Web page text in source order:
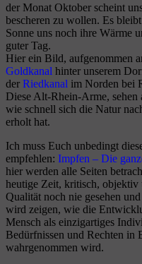
der Monat Oktober scheint
bescheren zu wollen. Es
Sonne uns noch ihre Wärme
guter Tag.
Hier ein Bild, aufgenommen
Goldkanal hinter unserem
der Riedkanal im Norden bei
Diese Alt-Rhein-Arme, sehen
wie schnell sich die Natur
erholt hat.
Ich muss Euch unbedingt
empfehlen: Impfen – Die
hier werden alle Seiten
heutige Zeit, kritisch, objektiv
Qualität noch nie gesehen
wird zeigen, wie die
Mensch als einzigartiges
Bedürfnissen und Rechten in
wahrgenommen wird.